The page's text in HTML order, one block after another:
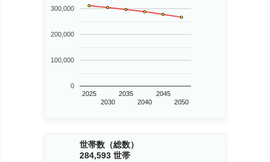
2025
2030
2035
2040
2045
2050
0
100,000
200,000
300,000
世帯数（総数）
284,593 世帯